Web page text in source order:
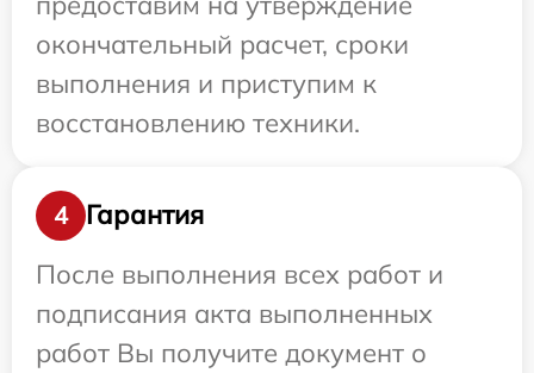
окончательный расчет, сроки
выполнения и приступим к
восстановлению техники.
4
Гарантия
После выполнения всех работ и
подписания акта выполненных
работ Вы получите документ о